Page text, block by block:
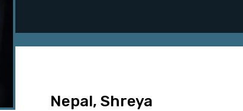
Nepal, Shreya